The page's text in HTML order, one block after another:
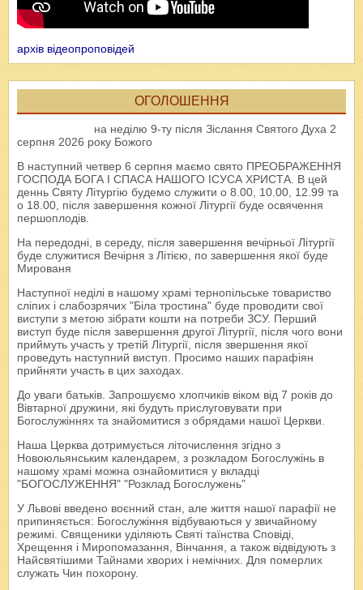
архів відеопроповідей
ОГОЛОШЕННЯ
на неділю 9-ту після Зіслання Святого Духа 2
серпня 2026 року Божого
В наступний четвер 6 серпня маємо свято ПРЕОБРАЖЕННЯ
ГОСПОДА БОГА І СПАСА НАШОГО ІСУСА ХРИСТА. В цей
деннь Святу Літургію будемо служити о 8.00, 10.00, 12.99 та
о 18.00, після завершення кожної Літургії буде освячення
першоплодів.
На передодні, в середу, після завершення вечірньої Літургії
буде служитися Вечірня з Літією, по завершення якої буде
Мированя
Наступної неділі в нашому храмі тернопільське товариство
сліпих і слабозрячих "Біла тростина" буде проводити свої
виступи з метою зібрати кошти на потреби ЗСУ. Перший
виступ буде після завершення другої Літургії, після чого вони
приймуть участь у третій Літургії, після звершення якої
проведуть наступний виступ. Просимо наших парафіян
прийняти участь в цих заходах.
До уваги батьків. Запрошуємо хлопчиків віком від 7 років до
Вівтарної дружини, які будуть прислуговувати при
Богослужіннях та знайомитися з обрядами нашої Церкви.
Наша Церква дотримується літочислення згідно з
Новоюльянським календарем, з розкладом Богослужінь в
нашому храмі можна ознайомитися у вкладці
"БОГОСЛУЖЕННЯ" "Розклад Богослужень"
У Львові введено воєнний стан, але життя нашої парафії не
припиняється: Богослужіння відбуваються у звичайному
режимі. Священики уділяють Святі таїнства Сповіді,
Хрещення і Миропомазання, Вінчання, а також відвідують з
Найсвятішими Тайнами хворих і немічних. Для померлих
служать Чин похорону.